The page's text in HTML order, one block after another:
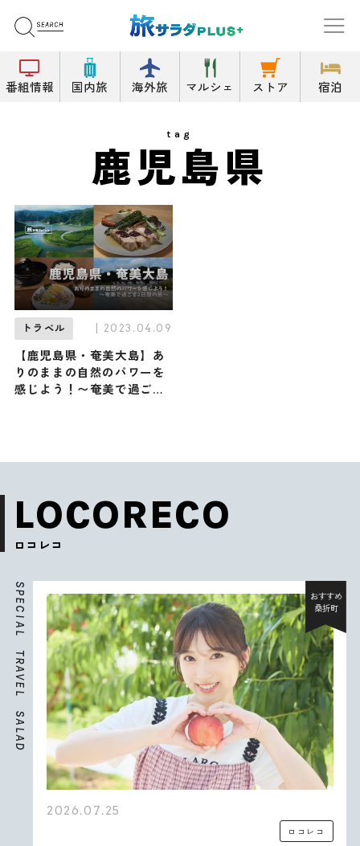
番組情報 国内旅 海外旅 マルシェ ストア 宿泊
tag
鹿児島県
トラベル | 2023.04.09
【鹿児島県・奄美大島】あ
りのままの自然のパワーを
感じよう！〜奄美で過ごす2
LOCORECO
ロコレコ
S
P
E
C
I
A
L
T
R
A
V
E
L
S
A
L
A
D
おすすめ
桑折町
2026.07.25
ロコレコ